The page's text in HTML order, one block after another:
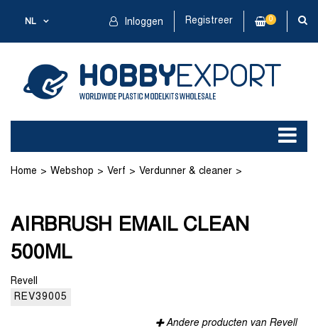
NL Inloggen Registreer 0
Home Webshop Verf Verdunner & cleaner
AIRBRUSH EMAIL CLEAN
500ML
Revell
REV39005
Andere producten van Revell